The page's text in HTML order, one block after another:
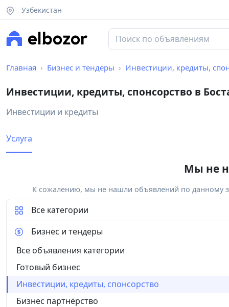
Узбекистан
Главная Бизнес и тендеры Инвестиции, кредиты,
Инвестиции, кредиты, спонсорство в
Инвестиции и кредиты
Услуга
Мы не
К сожалению, мы не нашли объявлений по данному
Все категории
Бизнес и тендеры
Все объявления категории
Готовый бизнес
Инвестиции, кредиты, спонсорство
Бизнес партнёрство